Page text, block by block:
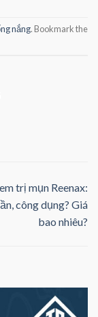
nắng. Bookmark the
trị mụn Reenax:
công dụng? Giá
bao nhiêu?